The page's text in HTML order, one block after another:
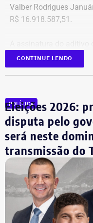
Cada automóvel
Valber Rodrigues
R$ 16.918.587,51.
garantindo a
a emissão de uma nota
TCE diz que
contrariam
Licitações
A nova prorrogação
ao cerco do órgão
com a mesma
Conforme noticiado
CONTINUE LENDO
POLÍTICA
Eleições 2026:
disputa pelo
será neste
transmissão do